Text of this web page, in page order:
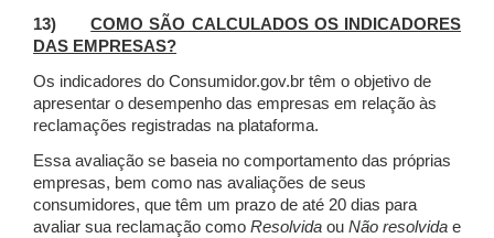
13)COMO SÃO CALCULADOS OS INDICADORES
DAS EMPRESAS?
Os indicadores do Consumidor.gov.br têm o objetivo de
apresentar o desempenho das empresas em relação às
reclamações registradas na plataforma.
Essa avaliação se baseia no comportamento das próprias
empresas, bem como nas avaliações de seus
consumidores, que têm um prazo de até 20 dias para
avaliar sua reclamação como Resolvida ou Não resolvida e